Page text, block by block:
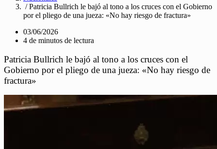
/ Patricia Bullrich le bajó al tono a los cruces con el Gobierno
por el pliego de una jueza: «No hay riesgo de fractura»
03/06/2026
4 de minutos de lectura
Patricia Bullrich le bajó al tono a los cruces con el
Gobierno por el pliego de una jueza: «No hay riesgo de
fractura»